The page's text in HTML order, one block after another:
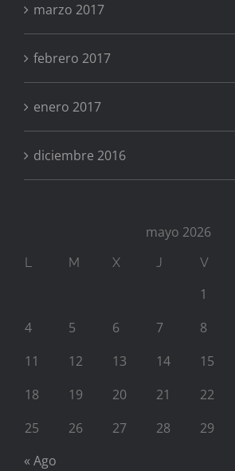
marzo 2017
febrero 2017
enero 2017
diciembre 2016
mayo 2026
L M X J V
1
4
5 6 7 8
11
12 13 14 15
18
19 20 21 22
25
26 27 28 29
« Ago